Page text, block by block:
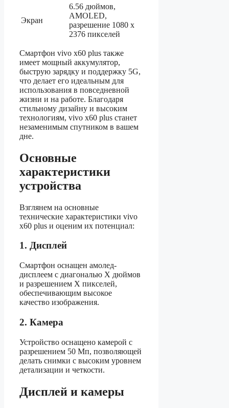
Экран
6.56 дюймов,
AMOLED,
разрешение 1080 x
2376 пикселей
Смартфон vivo x60 plus также
имеет мощный аккумулятор,
быструю зарядку и поддержку 5G,
что делает его идеальным для
использования в повседневной
жизни и на работе. Благодаря
стильному дизайну и высоким
технологиям, vivo x60 plus станет
незаменимым спутником в вашем
дне.
Основные
характеристики
устройства
Взглянем на основные
технические характеристики vivo
x60 plus и оценим их потенциал:
1. Дисплей
Смартфон оснащен амолед-
дисплеем с диагональю X дюймов
и разрешением X пикселей,
обеспечивающим высокое
качество изображения.
2. Камера
Устройство оснащено камерой с
разрешением 50 Мп, позволяющей
делать снимки с высоким уровнем
детализации и четкости.
Дисплей и камеры